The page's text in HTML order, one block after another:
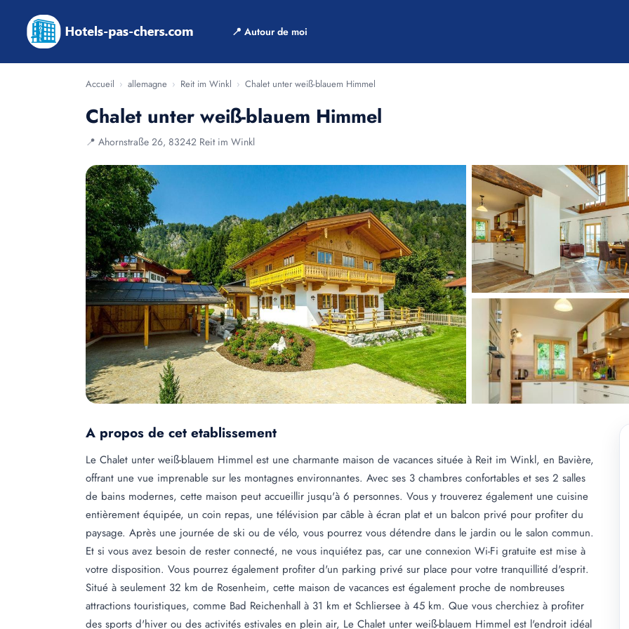
📍 Autour de moi
Accueil › allemagne › Reit im Winkl › Chalet unter weiß-blauem Himmel
Chalet unter weiß-blauem Himmel
📍 Ahornstraße 26, 83242 Reit im Winkl
A propos de cet etablissement
Le Chalet unter weiß-blauem Himmel est une charmante maison de vacances située à Reit im Winkl, en Bavière,
offrant une vue imprenable sur les montagnes environnantes. Avec ses 3 chambres confortables et ses 2 salles
de bains modernes, cette maison peut accueillir jusqu'à 6 personnes. Vous y trouverez également une cuisine
entièrement équipée, un coin repas, une télévision par câble à écran plat et un balcon privé pour profiter du
paysage. Après une journée de ski ou de vélo, vous pourrez vous détendre dans le jardin ou le salon commun.
Et si vous avez besoin de rester connecté, ne vous inquiétez pas, car une connexion Wi-Fi gratuite est mise à
votre disposition. Vous pourrez également profiter d'un parking privé sur place pour votre tranquillité d'esprit.
Situé à seulement 32 km de Rosenheim, cette maison de vacances est également proche de nombreuses
attractions touristiques, comme Bad Reichenhall à 31 km et Schliersee à 45 km. Que vous cherchiez à profiter
des sports d'hiver ou des activités estivales en plein air, Le Chalet unter weiß-blauem Himmel est l'endroit idéal